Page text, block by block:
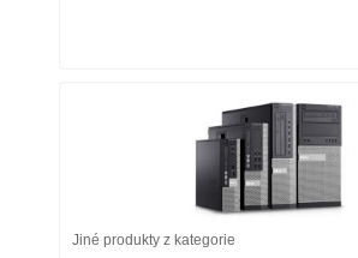
Jiné produkty z kategorie